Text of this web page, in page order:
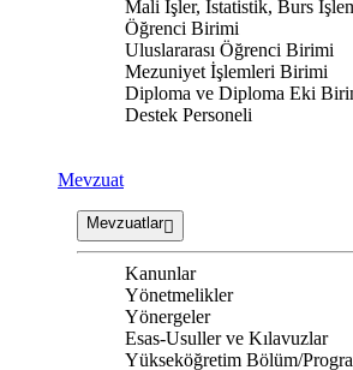
Mali İşler, İstatistik, Burs
Öğrenci Birimi
Uluslararası Öğrenci Birimi
Mezuniyet İşlemleri Birimi
Diploma ve Diploma Eki
Destek Personeli
Mevzuat
Mevzuatlar
Kanunlar
Yönetmelikler
Yönergeler
Esas-Usuller ve Kılavuzlar
Yükseköğretim Bölüm/